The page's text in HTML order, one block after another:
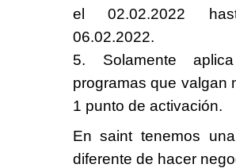
el02.02.2022
06.02.2022.
5. Solamente
programas que valgan
1 punto de activación.
En saint tenemos
diferente de hacer